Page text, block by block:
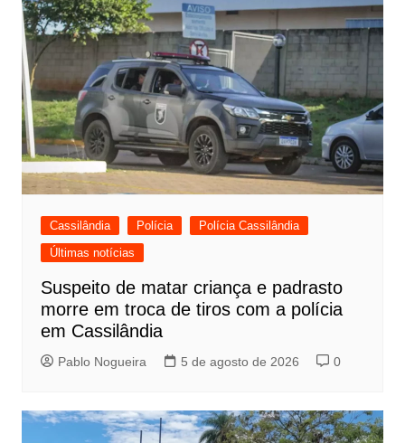
Cassilândia Polícia
Polícia Cassilândia
Últimas notícias
Suspeito de matar criança e padrasto
morre em troca de tiros com a polícia
em Cassilândia
Pablo Nogueira 5 de agosto de 2026 0